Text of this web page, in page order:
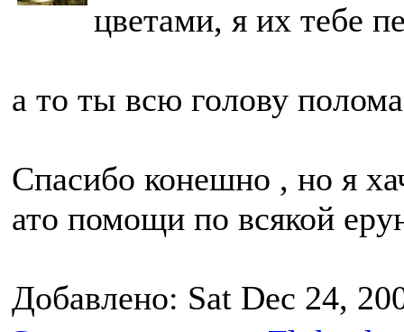
цветами, я их тебе
а то ты всю голову
Спасибо конешно , но я
ато помощи по всякой
Добавлено: Sat Dec 24,